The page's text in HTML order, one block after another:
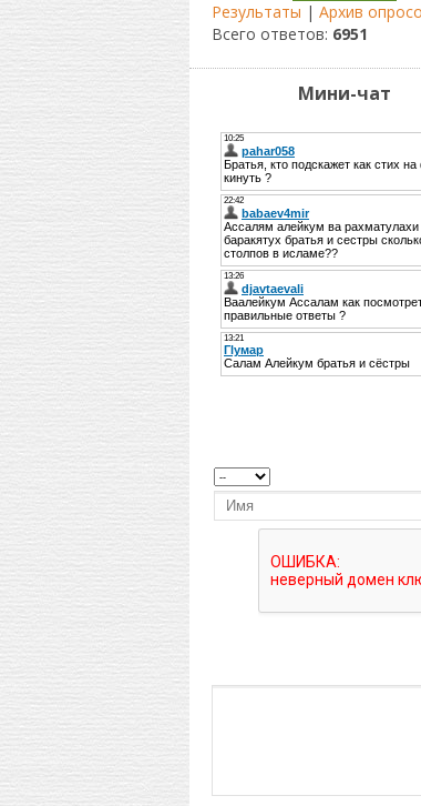
Результаты | Архив
Всего ответов: 6951
Мини-чат